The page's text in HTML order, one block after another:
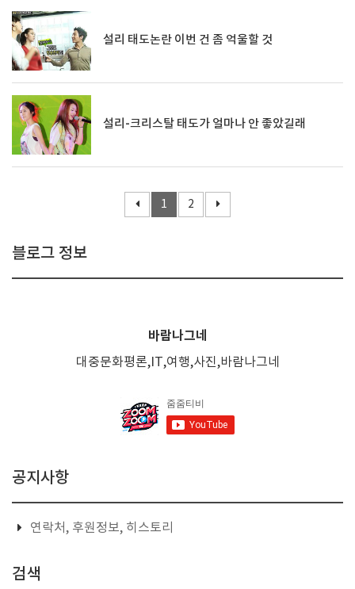
설리 태도논란 이번 건 좀 억울할 것
설리-크리스탈 태도가 얼마나 안 좋았길래
1 2
블로그 정보
바람나그네
대중문화평론,IT,여행,사진,바람나그네
공지사항
연락처, 후원정보, 히스토리
검색